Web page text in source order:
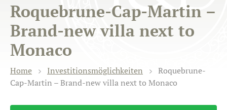
Roquebrune-Cap-Martin –
Brand-new villa next to
Monaco
Home Investitionsmöglichkeiten
Roquebrune-
Cap-Martin – Brand-new villa next to Monaco